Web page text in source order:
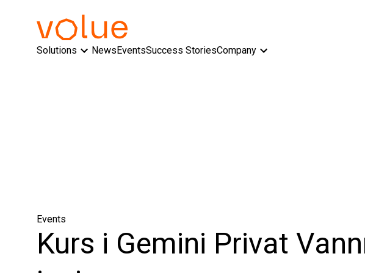
Solutions
NewsEventsSuccess StoriesCompany
Events
Kurs i Gemini Privat